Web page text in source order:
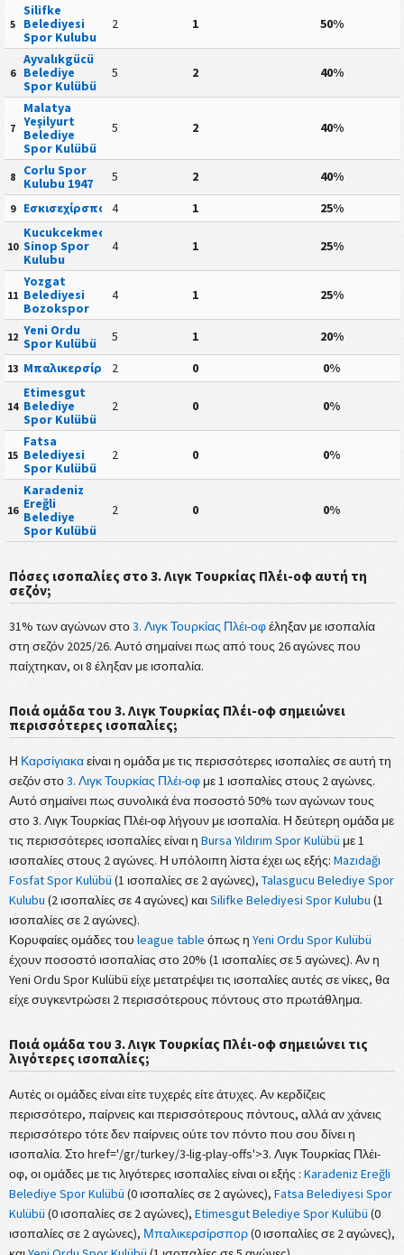
5
Silifke
Belediyesi
Spor Kulubu
2 1 50%
6
Ayvalıkgücü
Belediye
Spor Kulübü
5 2 40%
7
Malatya
Yeşilyurt
Belediye
Spor Kulübü
5 2 40%
8
Corlu Spor
Kulubu 1947
5 2 40%
9 Εσκισεχίρσπορ4 1 25%
10
Kucukcekmece
Sinop Spor
Kulubu
4 1 25%
11
Yozgat
Belediyesi
Bozokspor
4 1 25%
12 Yeni Ordu
Spor Kulübü
5 1 20%
13 Μπαλικερσίρσπορ
2 0 0%
14
Etimesgut
Belediye
Spor Kulübü
2 0 0%
15
Fatsa
Belediyesi
Spor Kulübü
2 0 0%
16
Karadeniz
Ereğli
Belediye
Spor Kulübü
2 0 0%
Πόσες ισοπαλίες στο 3. Λιγκ Τουρκίας Πλέι-οφ αυτή τη
σεζόν;
31% των αγώνων στο3. Λιγκ Τουρκίας Πλέι-οφέληξαν με ισοπαλία
στη σεζόν 2025/26. Αυτό σημαίνει πως από τους 26 αγώνες που
παίχτηκαν, οι 8 έληξαν με ισοπαλία.
Ποιά ομάδα του 3. Λιγκ Τουρκίας Πλέι-οφ σημειώνει
περισσότερες ισοπαλίες;
Η Καρσίγιακαείναι η ομάδα με τις περισσότερες ισοπαλίες σε αυτή τη
σεζόν στο3. Λιγκ Τουρκίας Πλέι-οφ με 1 ισοπαλίες στους 2 αγώνες.
Αυτό σημαίνει πως συνολικά ένα ποσοστό 50% των αγώνων τους
στο 3. Λιγκ Τουρκίας Πλέι-οφ λήγουν με ισοπαλία. Η δεύτερη ομάδα με
τις περισσότερες ισοπαλίες είναι η Bursa Yıldırım Spor Kulübü με 1
ισοπαλίες στους 2 αγώνες. Η υπόλοιπη λίστα έχει ως εξής: Mazıdağı
Fosfat Spor Kulübü (1 ισοπαλίες σε 2 αγώνες), Talasgucu Belediye Spor
Kulubu (2 ισοπαλίες σε 4 αγώνες) καιSilifke Belediyesi Spor Kulubu (1
ισοπαλίες σε 2 αγώνες).
Κορυφαίες ομάδες του league table όπως η Yeni Ordu Spor Kulübü
έχουν ποσοστό ισοπαλίας στο 20% (1 ισοπαλίες σε 5 αγώνες). Αν η
Yeni Ordu Spor Kulübü είχε μετατρέψει τις ισοπαλίες αυτές σε νίκες, θα
είχε συγκεντρώσει 2 περισσότερους πόντους στο πρωτάθλημα.
Ποιά ομάδα του 3. Λιγκ Τουρκίας Πλέι-οφ σημειώνει τις
λιγότερες ισοπαλίες;
Αυτές οι ομάδες είναι είτε τυχερές είτε άτυχες. Αν κερδίζεις
περισσότερο, παίρνεις και περισσότερους πόντους, αλλά αν χάνεις
περισσότερο τότε δεν παίρνεις ούτε τον πόντο που σου δίνει η
ισοπαλία. Στο href='/gr/turkey/3-lig-play-offs'>3. Λιγκ Τουρκίας Πλέι-
οφ, οι ομάδες με τις λιγότερες ισοπαλίες είναι οι εξής : Karadeniz Ereğli
Belediye Spor Kulübü (0 ισοπαλίες σε 2 αγώνες), Fatsa Belediyesi Spor
Kulübü (0 ισοπαλίες σε 2 αγώνες), Etimesgut Belediye Spor Kulübü (0
ισοπαλίες σε 2 αγώνες), Μπαλικερσίρσπορ(0 ισοπαλίες σε 2 αγώνες),